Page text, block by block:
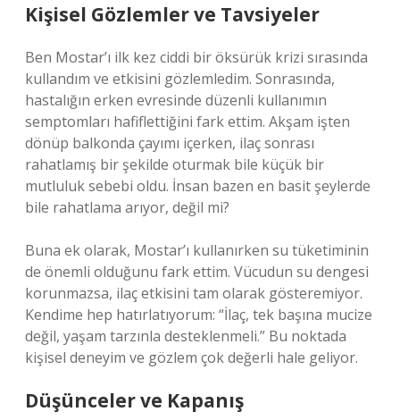
Kişisel Gözlemler ve Tavsiyeler
Ben Mostar’ı ilk kez ciddi bir öksürük krizi sırasında
kullandım ve etkisini gözlemledim. Sonrasında,
hastalığın erken evresinde düzenli kullanımın
semptomları hafiflettiğini fark ettim. Akşam işten
dönüp balkonda çayımı içerken, ilaç sonrası
rahatlamış bir şekilde oturmak bile küçük bir
mutluluk sebebi oldu. İnsan bazen en basit şeylerde
bile rahatlama arıyor, değil mi?
Buna ek olarak, Mostar’ı kullanırken su tüketiminin
de önemli olduğunu fark ettim. Vücudun su dengesi
korunmazsa, ilaç etkisini tam olarak gösteremiyor.
Kendime hep hatırlatıyorum: “İlaç, tek başına mucize
değil, yaşam tarzınla desteklenmeli.” Bu noktada
kişisel deneyim ve gözlem çok değerli hale geliyor.
Düşünceler ve Kapanış